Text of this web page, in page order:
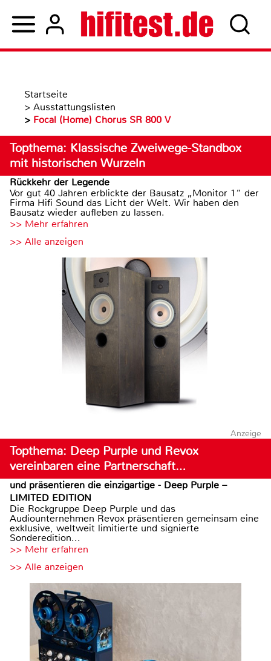
Startseite
> Ausstattungslisten
> Focal (Home) Chorus SR 800 V
Topthema: Klassische Zweiwege-Standbox
mit historischen Wurzeln
Rückkehr der Legende
Vor gut 40 Jahren erblickte der Bausatz „Monitor 1“ der
Firma Hifi Sound das Licht der Welt. Wir haben den
Bausatz wieder aufleben zu lassen.
>> Mehr erfahren
>> Alle anzeigen
Anzeige
Topthema: Deep Purple und Revox
vereinbaren eine Partnerschaft…
und präsentieren die einzigartige - Deep Purple –
LIMITED EDITION
Die Rockgruppe Deep Purple und das
Audiounternehmen Revox präsentieren gemeinsam eine
exklusive, weltweit limitierte und signierte
Sonderedition...
>> Mehr erfahren
>> Alle anzeigen